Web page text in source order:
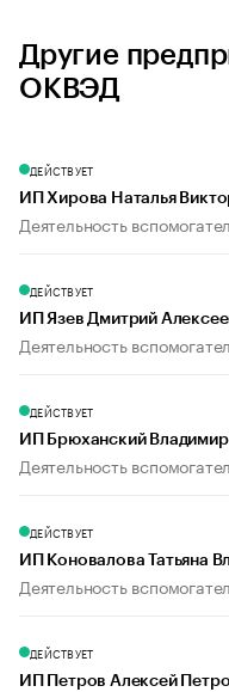
Другие
ОКВЭД
ДЕЙСТВУЕТ
ИП Хирова Наталья
Деятельность
ДЕЙСТВУЕТ
ИП Язев Дмитрий
Деятельность
ДЕЙСТВУЕТ
ИП Брюханский
Деятельность
ДЕЙСТВУЕТ
ИП Коновалова Татьяна
Деятельность
ДЕЙСТВУЕТ
ИП Петров Алексей